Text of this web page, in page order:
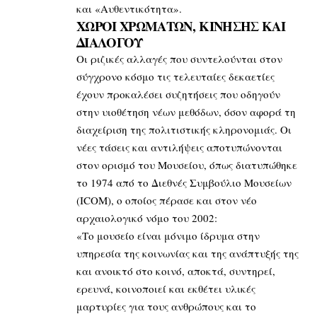
και «Αυθεντικότητα».
ΧΩΡΟΙ ΧΡΩΜΑΤΩΝ,ΚΙΝΗΣΗΣ ΚΑΙ
ΔΙΑΛΟΓΟΥ
Οι ριζικές αλλαγές που συντελούνται στον
σύγχρονο κόσμο τις τελευταίες δεκαετίες
έχουν προκαλέσει συζητήσεις που οδηγούν
στην υιοθέτηση νέων μεθόδων, όσον αφορά τη
διαχείριση της πολιτιστικής κληρονομιάς. Οι
νέες τάσεις και αντιλήψεις αποτυπώνονται
στον ορισμό του Μουσείου, όπως διατυπώθηκε
το 1974 από το Διεθνές Συμβούλιο Μουσείων
(ICOM), ο οποίος πέρασε και στον νέο
αρχαιολογικό νόμο του 2002:
«Το μουσείο είναι μόνιμο ίδρυμα στην
υπηρεσία της κοινωνίας και της ανάπτυξής της
και ανοικτό στο κοινό, αποκτά, συντηρεί,
ερευνά, κοινοποιεί και εκθέτει υλικές
μαρτυρίες για τους ανθρώπους και το